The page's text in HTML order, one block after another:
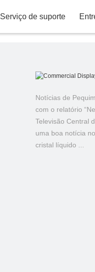
Serviço de suporte
TV
Notícias de
com o relatório
Televisão Central
uma boa notícia
cristal líquido ...